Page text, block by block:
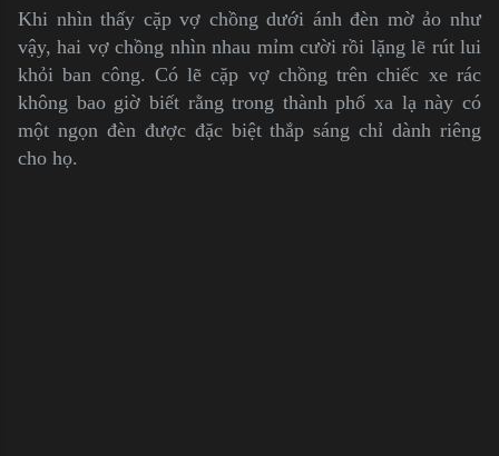
Khi nhìn thấy cặp vợ chồng dưới ánh đèn mờ ảo như
vậy, hai vợ chồng nhìn nhau mỉm cười rồi lặng lẽ rút lui
khỏi ban công. Có lẽ cặp vợ chồng trên chiếc xe rác
không bao giờ biết rằng trong thành phố xa lạ này có
một ngọn đèn được đặc biệt thắp sáng chỉ dành riêng
cho họ.